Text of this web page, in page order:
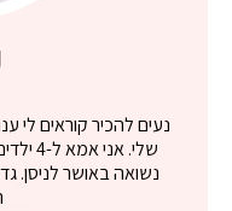
נעים להכיר קוראים לי
שלי.
נשואה באושר לניסן.